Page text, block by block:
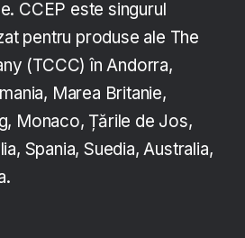
CCEP este singurul
pentru produse ale The
(TCCC) în Andorra,
Marea Britanie,
Monaco, Țările de Jos,
Spania, Suedia, Australia,